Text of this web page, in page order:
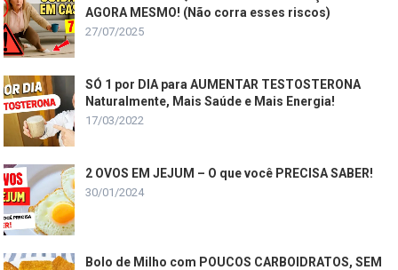
AGORA MESMO! (Não corra esses riscos)
27/07/2025
SÓ 1 por DIA para AUMENTAR TESTOSTERONA
Naturalmente, Mais Saúde e Mais Energia!
17/03/2022
2 OVOS EM JEJUM – O que você PRECISA SABER!
30/01/2024
Bolo de Milho com POUCOS CARBOIDRATOS, SEM